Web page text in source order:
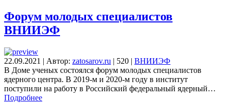
Форум молодых специалистов
ВНИИЭФ
22.09.2021 | Автор: zatosarov.ru | 520 | ВНИИЭФ
В Доме ученых состоялся форум молодых специалистов
ядерного центра. В 2019-м и 2020-м году в институт
поступили на работу в Российский федеральный ядерный…
Подробнее